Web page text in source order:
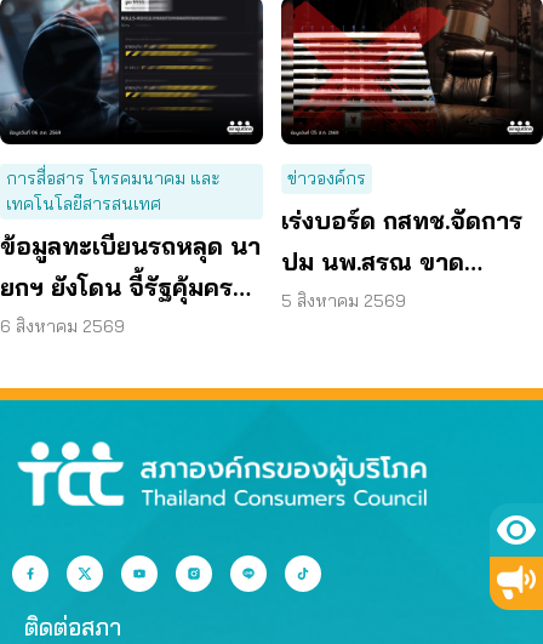
การสื่อสาร โทรคมนาคม และ
เทคโนโลยีสารสนเทศ
ข้อมูลทะเบียนรถหลุด นา
ยกฯ ยังโดน จี้รัฐคุ้มครอง
ข้อมูลส่วนบุคคล
6 สิงหาคม 2569
ข่าวองค์กร
เร่งบอร์ด กสทช.จัดการ
ปม นพ.สรณ ขาด
คุณสมบัติ ตามมติ
5 สิงหาคม 2569
ติดต่อสภา